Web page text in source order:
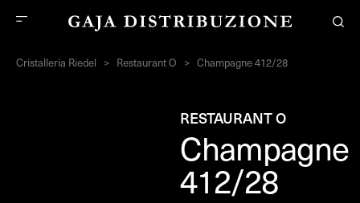
Cristalleria Riedel > Restaurant O > Champagne 412/28
RESTAURANT O
Champagne
412/28